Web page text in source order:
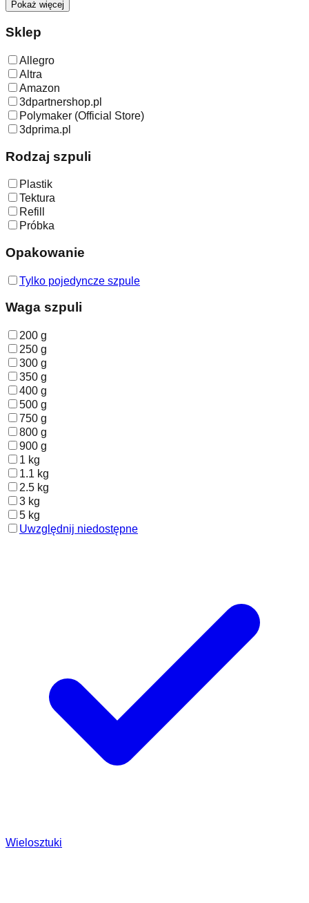
Pokaż więcej
Sklep
Allegro
Altra
Amazon
3dpartnershop.pl
Polymaker (Official Store)
3dprima.pl
Rodzaj szpuli
Plastik
Tektura
Refill
Próbka
Opakowanie
Tylko pojedyncze szpule
Waga szpuli
200 g
250 g
300 g
350 g
400 g
500 g
750 g
800 g
900 g
1 kg
1.1 kg
2.5 kg
3 kg
5 kg
Uwzględnij niedostępne
Wielosztuki